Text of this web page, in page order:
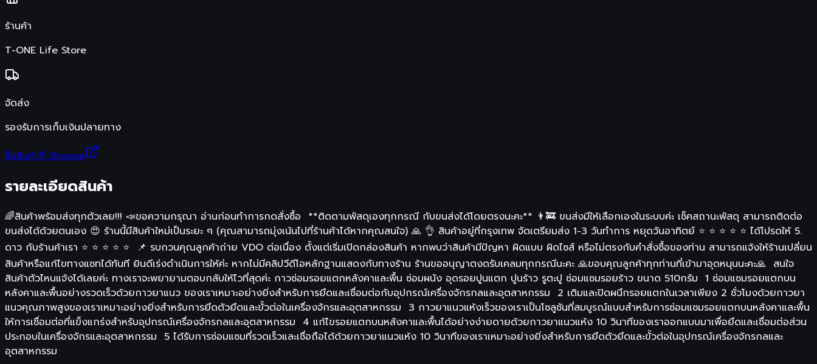
ร้านค้า
T-ONE Life Store
จัดส่ง
รองรับการเก็บเงินปลายทาง
ซื้อสินค้าที่ Shopee
รายละเอียดสินค้า
🌈สินค้าพร้อมส่งทุกตัวเลย!!! 📣ขอความกรุณา อ่านก่อนทำการกดสั่งซื้อ **ติดตามพัสดุเองทุกกรณี กับขนส่งได้โดยตรงนะคะ** 👨‍🚒 ขนส่งมีให้เลือกเองในระบบค่ะ เช็คสถานะพัสดุ สามารถติดต่อ
ขนส่งได้ด้วยตนเอง 😍 ร้านนี้มีสินค้าใหม่เป็นระยะ ๆ (คุณสามารถมุ่งเน้นไปที่ร้านค้าได้หากคุณสนใจ) 🙏 👌 สินค้าอยู่ที่กรุงเทพ จัดเตรียมส่ง 1-3 วันทำการ หยุดวันอาทิตย์ ⭐️ ⭐️ ⭐️ ⭐️ ⭐ ️ได้โปรดให้ 5.
ดาว กับร้านค้าเรา ⭐️ ⭐️ ⭐️ ⭐️ ⭐ 📌 รบกวนคุณลูกค้าถ่าย VDO ต่อเนื่อง ตั้งแต่เริ่มเปิดกล่องสินค้า หากพบว่าสินค้ามีปัญหา ผิดแบบ ผิดไซส์ หรือไม่ตรงกับคำสั่งซื้อของท่าน สามารถแจ้งให้ร้านเปลี่ยน
สินค้าหรือแก้ไขทางแชทได้ทันที ยินดีเร่งดำเนินการให้ค่ะ หากไม่มีคลิปวีดีโอหลักฐานแสดงกับทางร้าน ร้านขออนุญาตงดรับเคลมทุกกรณีนะคะ 🙏ขอบคุณลูกค้าทุกท่านที่เข้ามาอุดหนุนนะคะ🙏 สนใจ
สินค้าตัวไหนแจ้งได้เลยค่ะ ทางเราจะพยายามตอบกลับให้ไวที่สุดค่ะ กาวซ่อมรอยแตกหลังคาและพื้น ซ่อมผนัง อุดรอยปูนแตก ปูนร้าว รูตะปู ซ่อมแซมรอยร้าว ขนาด 510กรัม 1 ซ่อมแซมรอยแตกบน
หลังคาและพื้นอย่างรวดเร็วด้วยกาวยาแนว ของเราเหมาะอย่างยิ่งสำหรับการยึดและเชื่อมต่อกับอุปกรณ์เครื่องจักรกลและอุตสาหกรรม 2 เติมและปิดผนึกรอยแตกในเวลาเพียง 2 ชั่วโมงด้วยกาวยา
แนวคุณภาพสูงของเราเหมาะอย่างยิ่งสำหรับการยึดตัวยึดและขั้วต่อในเครื่องจักรและอุตสาหกรรม 3 กาวยาแนวแห้งเร็วของเราเป็นโซลูชันที่สมบูรณ์แบบสำหรับการซ่อมแซมรอยแตกบนหลังคาและพื้น
ให้การเชื่อมต่อที่แข็งแกร่งสำหรับอุปกรณ์เครื่องจักรกลและอุตสาหกรรม 4 แก้ไขรอยแตกบนหลังคาและพื้นได้อย่างง่ายดายด้วยกาวยาแนวแห้ง 10 วินาทีของเราออกแบบมาเพื่อยึดและเชื่อมต่อส่วน
ประกอบในเครื่องจักรและอุตสาหกรรม 5 ได้รับการซ่อมแซมที่รวดเร็วและเชื่อถือได้ด้วยกาวยาแนวแห้ง 10 วินาทีของเราเหมาะอย่างยิ่งสำหรับการยึดตัวยึดและขั้วต่อในอุปกรณ์เครื่องจักรกลและ
อุตสาหกรรม